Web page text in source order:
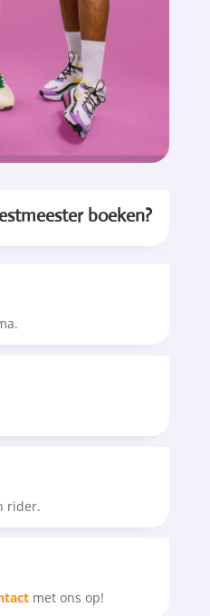
boeken?
rider.
met ons op!